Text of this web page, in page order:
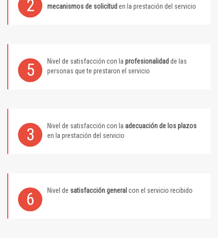
2
mecanismos de solicitud en la prestación del servicio
5 Nivel de satisfacción con la profesionalidad de las
personas que te prestaron el servicio
3 Nivel de satisfacción con la adecuación de los plazos
en la prestación del servicio
6 Nivel de satisfacción general con el servicio recibido